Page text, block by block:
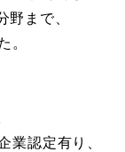
野まで、
。
業認定有り、